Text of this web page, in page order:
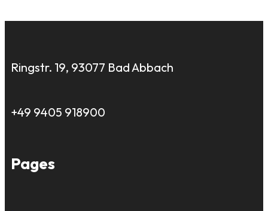
Ringstr. 19, 93077 Bad Abbach
+49 9405 918900
Pages